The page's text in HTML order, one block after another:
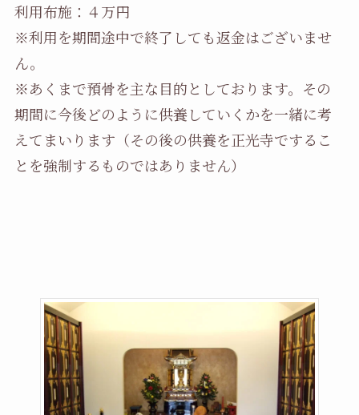
利用布施：４万円
※利用を期間途中で終了しても返金はございませ
ん。
※あくまで預骨を主な目的としております。その
期間に今後どのように供養していくかを一緒に考
えてまいります（その後の供養を正光寺でするこ
とを強制するものではありません）